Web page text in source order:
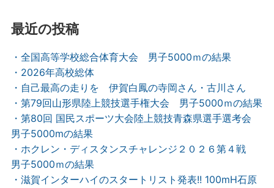
最近の投稿
・全国高等学校総合体育大会 男子5000ｍの結果
・2026年高校総体
・自己最高の走りを 伊賀白鳳の寺岡さん・古川さん
・第79回山形県陸上競技選手権大会 男子5000ｍの結果
・第80回 国民スポーツ大会陸上競技青森県選手選考会
男子5000mの結果
・ホクレン・ディスタンスチャレンジ２０２６第４戦
男子5000ｍの結果
・滋賀インターハイのスタートリスト発表!! 100mH石原